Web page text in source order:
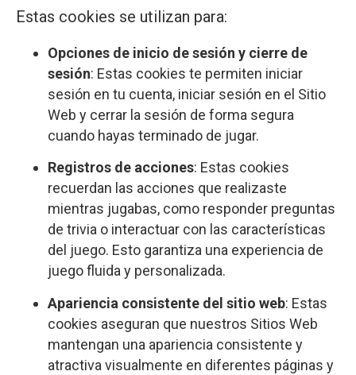
Estas cookies se utilizan para:
Opciones de inicio de sesión y cierre de
sesión: Estas cookies te permiten iniciar
sesión en tu cuenta, iniciar sesión en el Sitio
Web y cerrar la sesión de forma segura
cuando hayas terminado de jugar.
Registros de acciones: Estas cookies
recuerdan las acciones que realizaste
mientras jugabas, como responder preguntas
de trivia o interactuar con las características
del juego. Esto garantiza una experiencia de
juego fluida y personalizada.
Apariencia consistente del sitio web: Estas
cookies aseguran que nuestros Sitios Web
mantengan una apariencia consistente y
atractiva visualmente en diferentes páginas y